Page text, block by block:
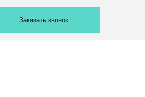
Заказать звонок
Заказать звонок